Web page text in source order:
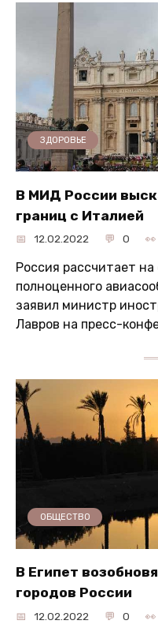
ЗДОРОВЬЕ
В МИД России
границ с Италией
12.02.2022 0
Россия рассчитает
полноценного
заявил министр
Лавров на пресс-
ОБЩЕСТВО
В Египет
городов России
12.02.2022 0